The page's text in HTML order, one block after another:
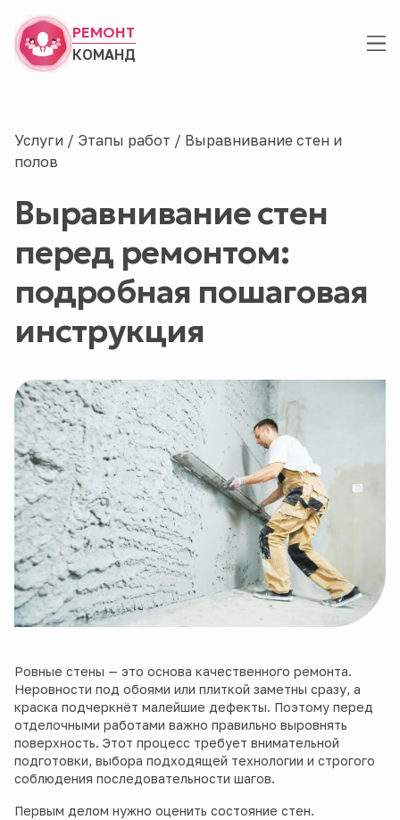
РЕМОНТ
КОМАНД
Услуги / Этапы работ / Выравнивание стен и
полов
Выравнивание стен
перед ремонтом:
подробная пошаговая
инструкция
Ровные стены — это основа качественного ремонта.
Неровности под обоями или плиткой заметны сразу, а
краска подчеркнёт малейшие дефекты. Поэтому перед
отделочными работами важно правильно выровнять
поверхность. Этот процесс требует внимательной
подготовки, выбора подходящей технологии и строгого
соблюдения последовательности шагов.
Первым делом нужно оценить состояние стен.